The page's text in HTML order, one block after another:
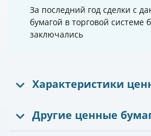
За последний год сделки с
бумагой в торговой системе
заключались
Характеристики
Другие ценные